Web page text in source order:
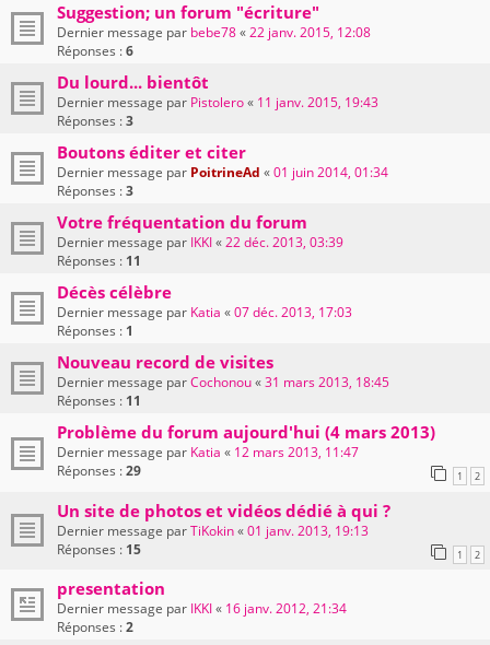
Suggestion; un forum "écriture"
Dernier message par bebe78«22 janv. 2015, 12:08
Réponses :6
Du lourd... bientôt
Dernier message par Pistolero« 11 janv. 2015, 19:43
Réponses :3
Boutons éditer et citer
Dernier message par PoitrineAd «01 juin 2014, 01:34
Réponses :3
Votre fréquentation du forum
Dernier message par IKKI«22 déc. 2013, 03:39
Réponses : 11
Décès célèbre
Dernier message par Katia «07 déc. 2013, 17:03
Réponses : 1
Nouveau record de visites
Dernier message parCochonou«31 mars 2013, 18:45
Réponses : 11
Problème du forum aujourd'hui (4 mars 2013)
Dernier message par Katia « 12 mars 2013, 11:47
Réponses :29 1 2
Un site de photos et vidéos dédié à qui ?
Dernier message parTiKokin«01 janv. 2013, 19:13
Réponses : 15 1 2
presentation
Dernier message par IKKI« 16 janv. 2012, 21:34
Réponses :2